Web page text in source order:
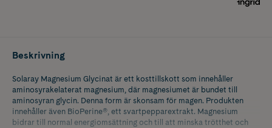
Beskrivning
Solaray Magnesium Glycinat är ett kosttillskott som innehåller
aminosyrakelaterat magnesium, där magnesiumet är bundet till
aminosyran glycin. Denna form är skonsam för magen. Produkten
innehåller även BioPerine®, ett svartpepparextrakt. Magnesium
bidrar till normal energiomsättning och till att minska trötthet och